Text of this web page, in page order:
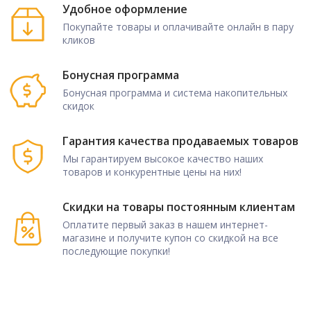
Удобное оформление
Покупайте товары и оплачивайте онлайн в пару
кликов
Бонусная программа
Бонусная программа и система накопительных
скидок
Гарантия качества продаваемых товаров
Мы гарантируем высокое качество наших
товаров и конкурентные цены на них!
Скидки на товары постоянным клиентам
Оплатите первый заказ в нашем интернет-
магазине и получите купон со скидкой на все
последующие покупки!